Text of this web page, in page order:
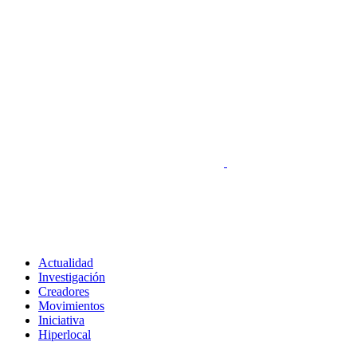
Actualidad
Investigación
Creadores
Movimientos
Iniciativa
Hiperlocal